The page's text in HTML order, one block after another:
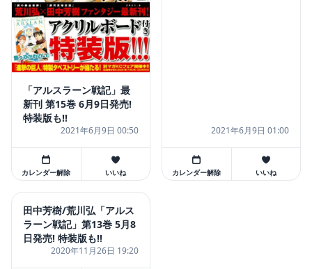
「アルスラーン戦記」最
新刊 第15巻 6月9日発売!
特装版も!!
2021年6月9日 00:50
カレンダー解除 いいね
2021年6月9日 01:00
カレンダー解除 いいね
田中芳樹/荒川弘「アルス
ラーン戦記」第13巻 5月8
日発売! 特装版も!!
2020年11月26日 19:20